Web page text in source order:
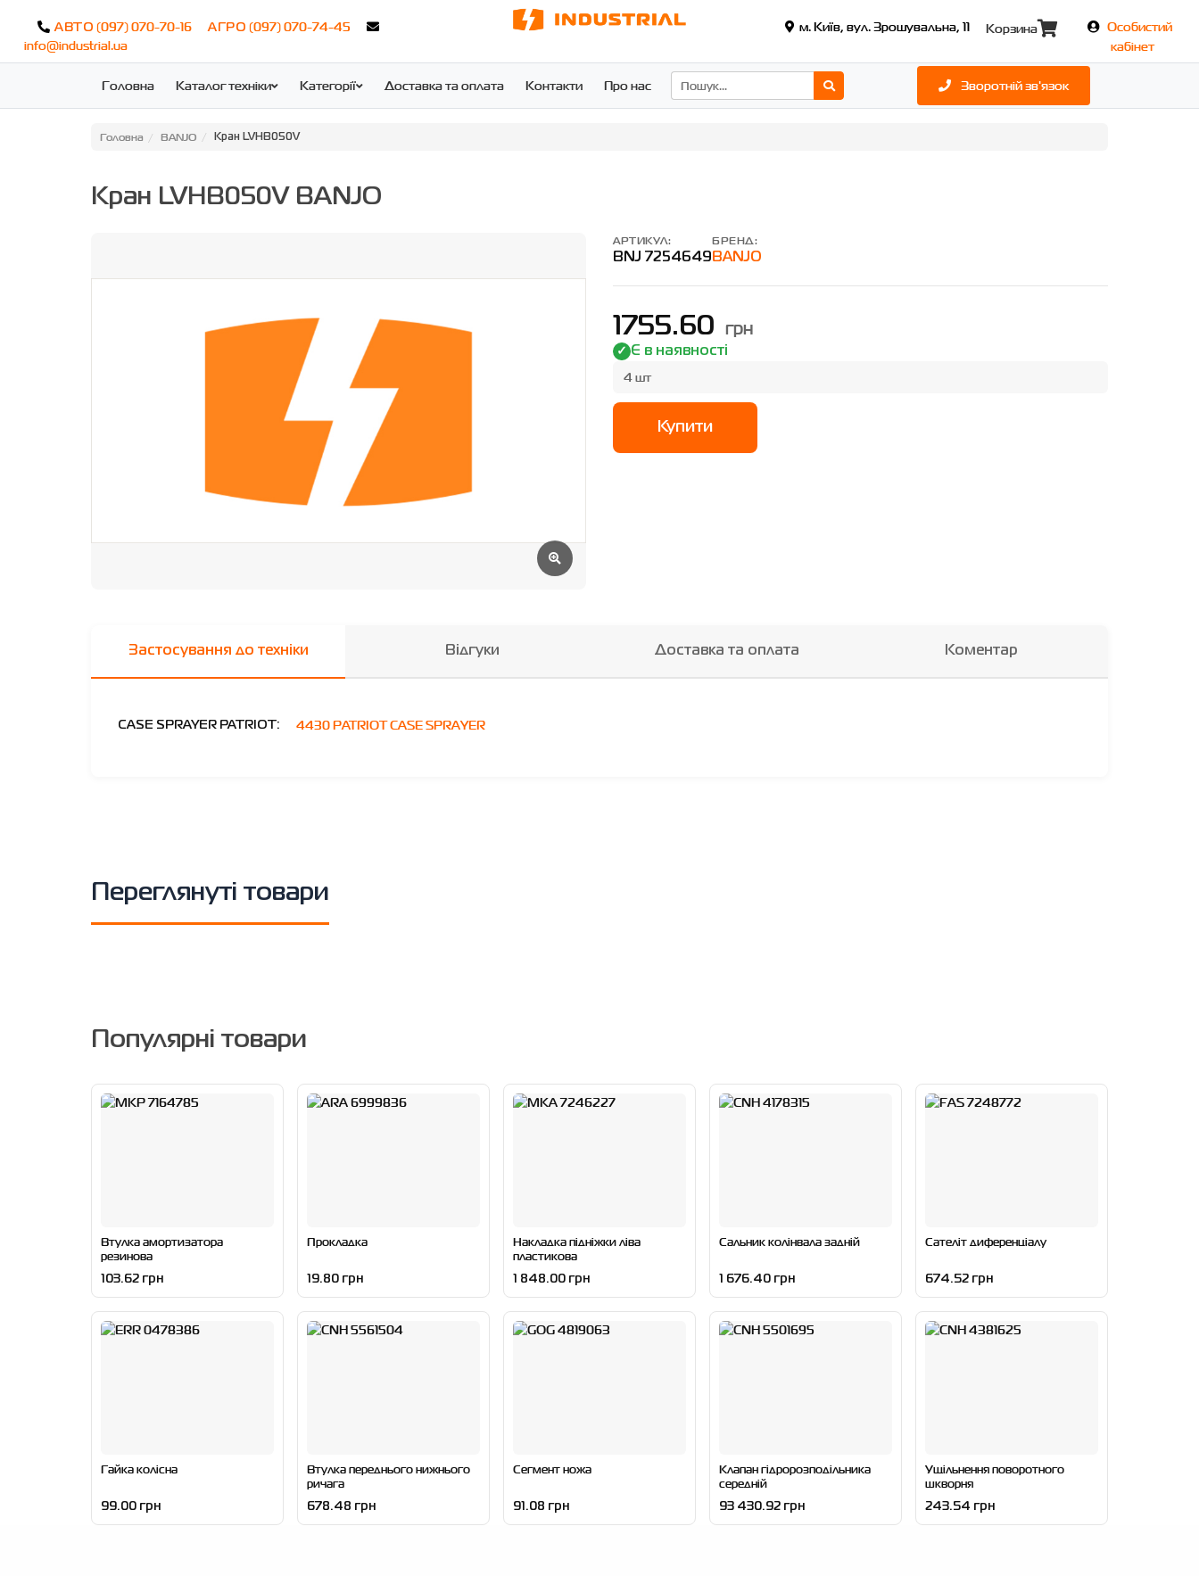
АВТО (097) 070-70-16 АГРО (097) 070-74-45
info@industrial.ua
м. Київ, вул. Зрошувальна, 11 Корзина
Особистий
кабінет
Головна Каталог техніки Категорії Доставка та оплата Контакти Про нас Зворотній зв'язок
Головна BANJO Кран LVHB050V
Кран LVHB050V BANJO
АРТИКУЛ:
BNJ 7254649
БРЕНД:
BANJO
1755.60 грн
Є в наявності
4 шт
Купити
Застосування до техніки Відгуки Доставка та оплата Коментар
CASE SPRAYER PATRIOT: 4430 PATRIOT CASE SPRAYER
Переглянуті товари
Популярні товари
Втулка амортизатора
резинова
103.62 грн
Прокладка
19.80 грн
Накладка підніжки ліва
пластикова
1 848.00 грн
Сальник колінвала задній
1 676.40 грн
Сателіт диференціалу
674.52 грн
Гайка колісна
99.00 грн
Втулка переднього нижнього
ричага
678.48 грн
Сегмент ножа
91.08 грн
Клапан гідророзподільника
середній
93 430.92 грн
Ущільнення поворотного
шкворня
243.54 грн